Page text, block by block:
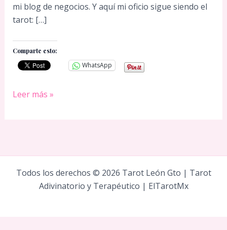
mi blog de negocios. Y aquí mi oficio sigue siendo el
tarot: […]
Comparte esto:
WhatsApp
Escritora
de
la
Portilla
Leer más »
Todos los derechos © 2026 Tarot León Gto | Tarot
Adivinatorio y Terapéutico | ElTarotMx